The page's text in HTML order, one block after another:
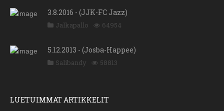
3.8.2016 - (JJK-FC Jazz)
Jalkapallo 64954
5.12.2013 - (Josba-Happee)
Salibandy 58813
LUETUIMMAT ARTIKKELIT